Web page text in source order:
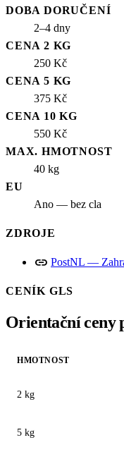
DOBA DORUČENÍ
2–4 dny
CENA 2 KG
250 Kč
CENA 5 KG
375 Kč
CENA 10 KG
550 Kč
MAX. HMOTNOST
40 kg
EU
Ano — bez cla
ZDROJE
link PostNL —
CENÍK GLS
Orientační ceny
HMOTNOST
2 kg
5 kg